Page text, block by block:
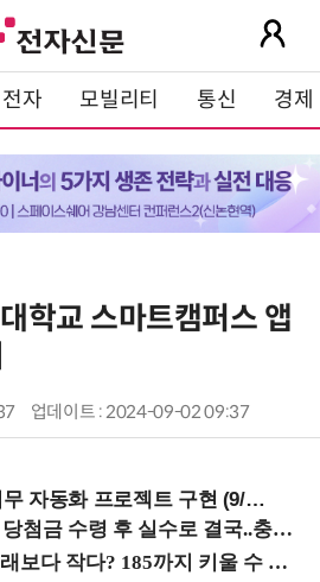
전자 모빌리티 통신 경제
학교 스마트캠퍼스 앱
업데이트 : 2024-09-02 09:37
프로젝트 구현 (9/16 ~17 강남역)